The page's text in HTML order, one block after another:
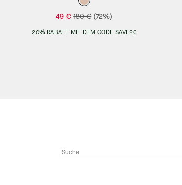
49 € 180 € (72%)
20% RABATT MIT DEM CODE SAVE20